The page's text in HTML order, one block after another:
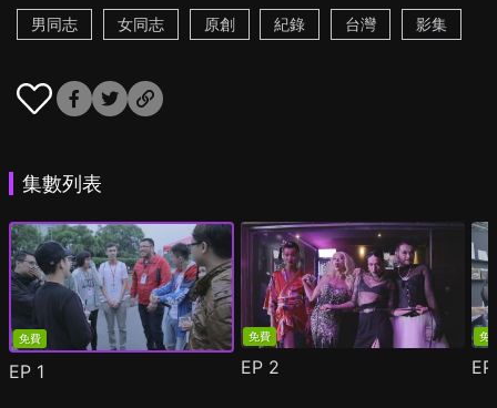
男同志
女同志 原創 紀錄 台灣 影集
集數列表
免費
EP 1
免費
EP 2
免